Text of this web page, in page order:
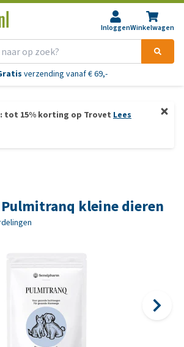
InloggenWinkelwagen
verzending vanaf € 69,-
tot 15% korting op Trovet Lees
kleine dieren